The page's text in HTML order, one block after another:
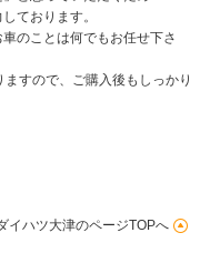
ております。
のことは何でもお任せ下さ
すので、ご購入後もしっかり
イハツ大津のページTOPへ